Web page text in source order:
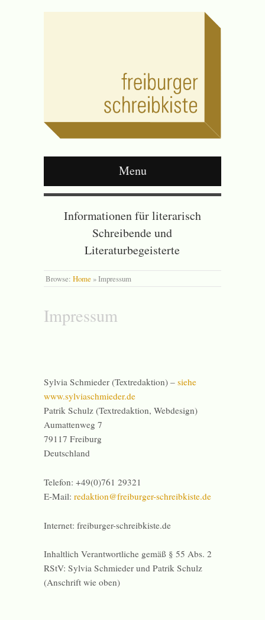
Menu
Informationen für literarisch
Schreibende und
Literaturbegeisterte
Browse: Home »Impressum
Impressum
Sylvia Schmieder (Textredaktion) – siehe
www.sylviaschmieder.de
Patrik Schulz (Textredaktion, Webdesign)
Aumattenweg 7
79117 Freiburg
Deutschland
Telefon: +49(0)761 29321
E-Mail: redaktion@freiburger-schreibkiste.de
Internet: freiburger-schreibkiste.de
Inhaltlich Verantwortliche gemäß § 55 Abs. 2
RStV: Sylvia Schmieder und Patrik Schulz
(Anschrift wie oben)